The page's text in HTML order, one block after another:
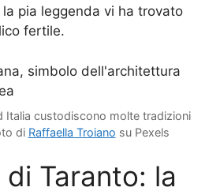
pia leggenda vi ha trovato
fertile.
Italia custodiscono molte tradizioni
di Raffaella Troiano su Pexels
Taranto: la